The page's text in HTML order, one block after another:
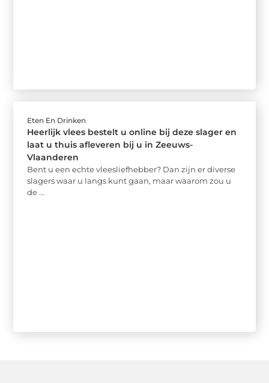
Eten En Drinken
Heerlijk vlees bestelt u online bij deze slager en
laat u thuis afleveren bij u in Zeeuws-
Vlaanderen
Bent u een echte vleesliefhebber? Dan zijn er diverse
slagers waar u langs kunt gaan, maar waarom zou u
de ...